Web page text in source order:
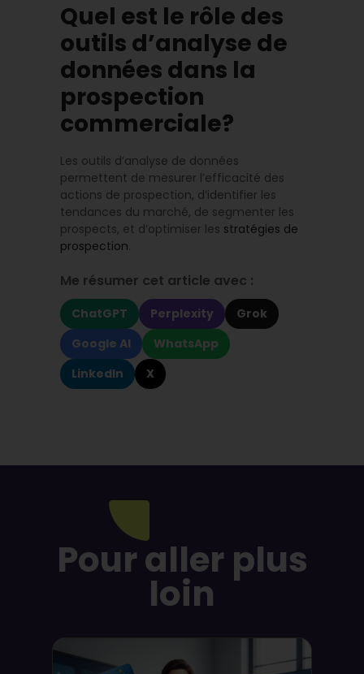
Quel est le rôle des
outils d’analyse de
données dans la
prospection
commerciale?
Les outils d’analyse de données
permettent de mesurer l’efficacité des
actions de prospection, d’identifier les
tendances du marché, de segmenter les
prospects, et d’optimiser les stratégies de
prospection.
Me résumer cet article avec :
ChatGPT Perplexity
Grok
Google AI
WhatsApp
LinkedIn
X
Pour aller plus
loin